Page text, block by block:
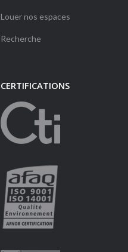
Louer nos espaces
Recherche
CERTIFICATIONS